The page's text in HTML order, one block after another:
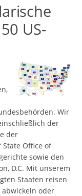
US-
Wir
der
der
State Office of
sowie den
D.C. Mit unserem
Staaten reisen
oder